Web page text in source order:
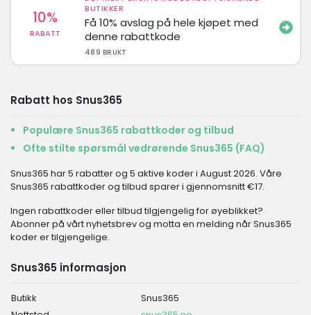
10%
RABATT
BUTIKKER
Få 10% avslag på hele kjøpet med
denne rabattkode
489 BRUKT
Rabatt hos Snus365
Populære Snus365 rabattkoder og tilbud
Ofte stilte spørsmål vedrørende Snus365 (FAQ)
Snus365 har 5 rabatter og 5 aktive koder i August 2026. Våre
Snus365 rabattkoder og tilbud sparer i gjennomsnitt €17.
Ingen rabattkoder eller tilbud tilgjengelig for øyeblikket?
Abonner på vårt nyhetsbrev og motta en melding når Snus365
koder er tilgjengelige.
Snus365 informasjon
Butikk
Snus365